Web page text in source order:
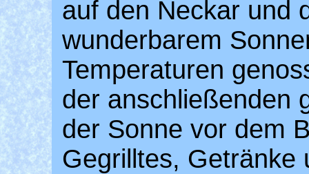
auf den Neckar und
wunderbarem
Temperaturen
der anschließenden
der Sonne vor dem
Gegrilltes, Getränke